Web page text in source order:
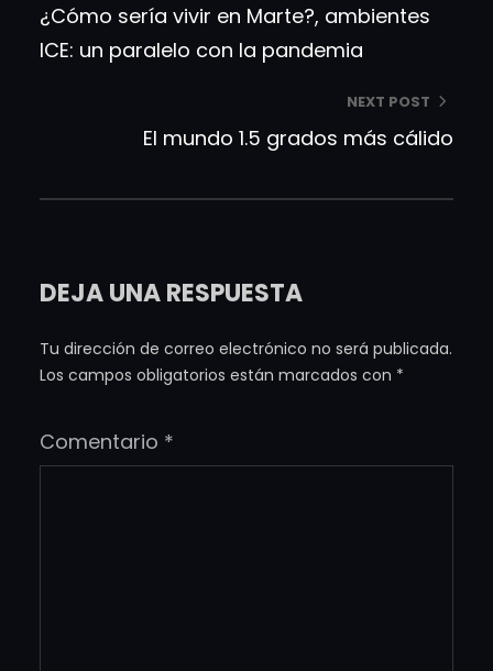
¿Cómo sería vivir en Marte?, ambientes
ICE: un paralelo con la pandemia
NEXT POST
El mundo 1.5 grados más cálido
DEJA UNA RESPUESTA
Tu dirección de correo electrónico no será publicada.
Los campos obligatorios están marcados con *
Comentario *